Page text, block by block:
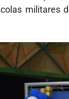
militares